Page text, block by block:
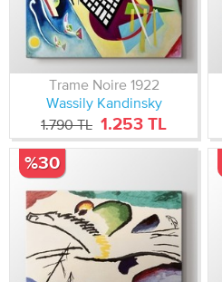
Trame Noire 1922
Wassily Kandinsky
1.790 TL 1.253 TL
%30